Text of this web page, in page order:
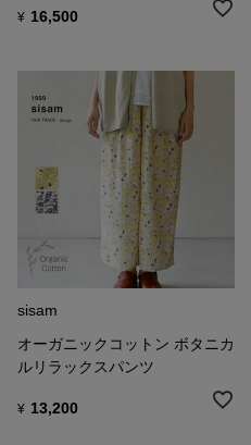
¥ 16,500
sisam
オーガニックコットン ボタニカ
ルリラックスパンツ
¥ 13,200